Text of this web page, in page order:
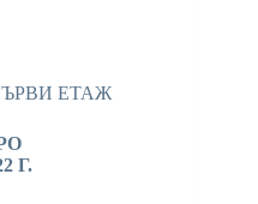
ЕТАЖ
Г.